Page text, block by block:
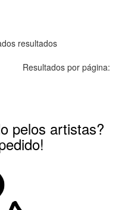
resultados
Resultados por página:
pelos artistas?